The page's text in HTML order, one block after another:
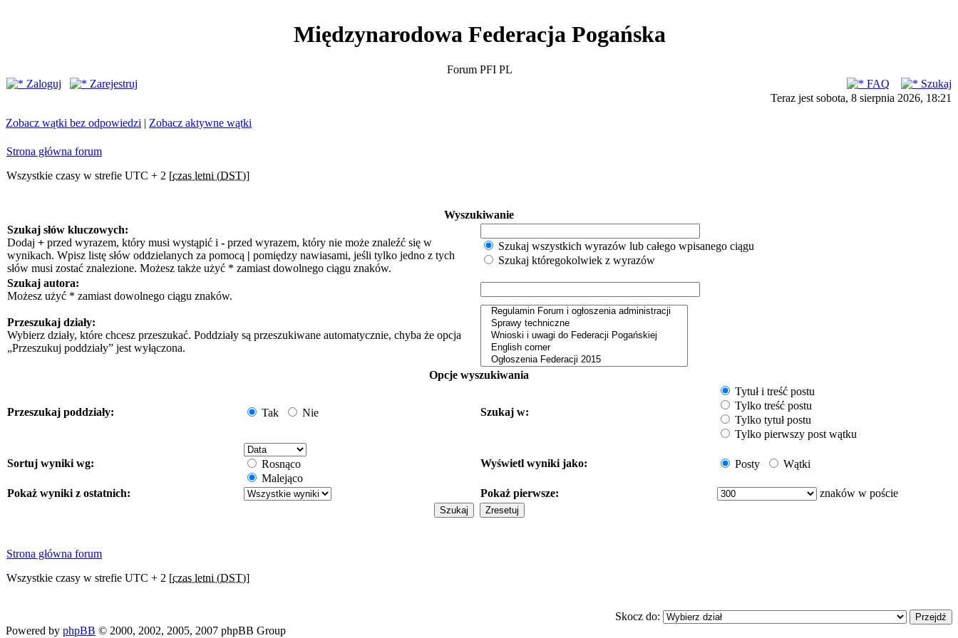
Międzynarodowa Federacja Pogańska
Forum PFI PL
Zaloguj
Zarejestruj FAQ
Szukaj
Teraz jest sobota, 8 sierpnia 2026, 18:21
Zobacz wątki bez odpowiedzi | Zobacz aktywne wątki
Strona główna forum
Wszystkie czasy w strefie UTC + 2 [czas letni (DST)]
Wyszukiwanie
Szukaj słów kluczowych:
Dodaj + przed wyrazem, który musi wystąpić i - przed wyrazem, który nie może znaleźć się w
wynikach. Wpisz listę słów oddzielanych za pomocą | pomiędzy nawiasami, jeśli tylko jedno z tych
słów musi zostać znalezione. Możesz także użyć * zamiast dowolnego ciągu znaków.
Szukaj wszystkich wyrazów lub całego wpisanego ciągu
Szukaj któregokolwiek z wyrazów
Szukaj autora:
Możesz użyć * zamiast dowolnego ciągu znaków.
Przeszukaj działy:
Wybierz działy, które chcesz przeszukać. Poddziały są przeszukiwane automatycznie, chyba że opcja
„Przeszukuj poddziały” jest wyłączona.
Opcje wyszukiwania
Przeszukaj poddziały: Tak Nie Szukaj w:
Tytuł i treść postu
Tylko treść postu
Tylko tytuł postu
Tylko pierwszy post wątku
Sortuj wyniki wg:
Rosnąco
Malejąco
Wyświetl wyniki jako: Posty Wątki
Pokaż wyniki z ostatnich: Pokaż pierwsze: znaków w poście
Strona główna forum
Wszystkie czasy w strefie UTC + 2 [czas letni (DST)]
Skocz do:
Powered by phpBB © 2000, 2002, 2005, 2007 phpBB Group